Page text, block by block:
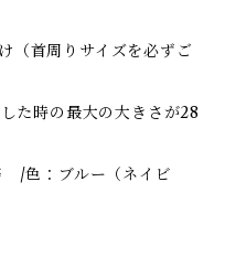
（首周りサイズを必ずご
た時の最大の大きさが28
/色：ブルー（ネイビ